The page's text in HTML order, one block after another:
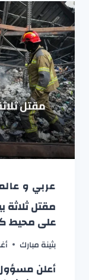
عربي و
مقتل
على محيط
بثينة مبارك
أعلن